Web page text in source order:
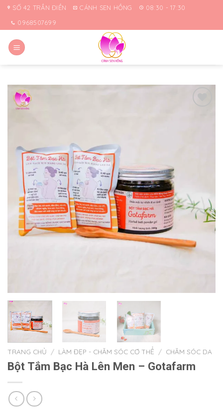
Skip
content
SỐ 42 TRẦN ĐIỀN CÁNH SEN HỒNG
08:30 - 17:30
0968507699
TRANG CHỦ / LÀM ĐẸP - CHĂM SÓC CƠ THỂ / CHĂM SÓC DA
Bột Tắm Bạc Hà Lên Men – Gotafarm